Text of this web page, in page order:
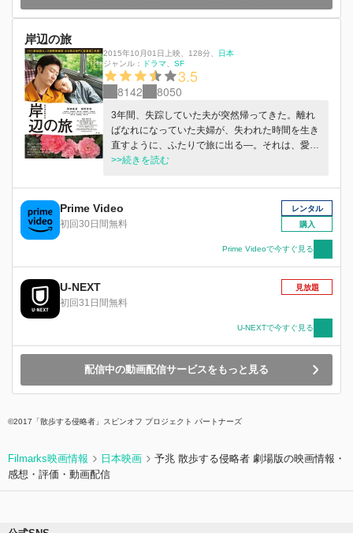
岸辺の旅
2015年10月01日上映 128分
日本
ジャンル：
ドラマ SF
3.5
8142 8050
3年間、失踪していた夫が突然帰ってきた。離れ
ばなれになっていた夫婦が、失われた時間を生き
直すように、ふたりで旅に出る―。それは、愛す
る人との永遠の別れへの“愛の巡礼”だった―。
>>続きを読む
Prime Video
初回30日間無料
レンタル
購入
Prime Videoで今すぐ見る
U-NEXT
初回31日間無料
見放題
U-NEXTで今すぐ見る
配信中の動画配信サービスをもっと見る
©2017「散歩する侵略者」スピンオフ プロジェクト パートナーズ
Filmarks映画情報 日本映画
予兆 散歩する侵略者 劇場版の映画情報・
感想・評価・動画配信